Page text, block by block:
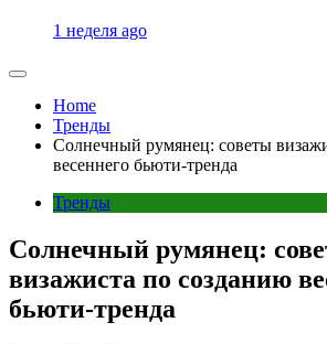
1 неделя ago
Home
Тренды
Солнечный румянец: советы
весеннего бьюти-тренда
Тренды
Солнечный румянец:
визажиста по созданию
бьюти-тренда